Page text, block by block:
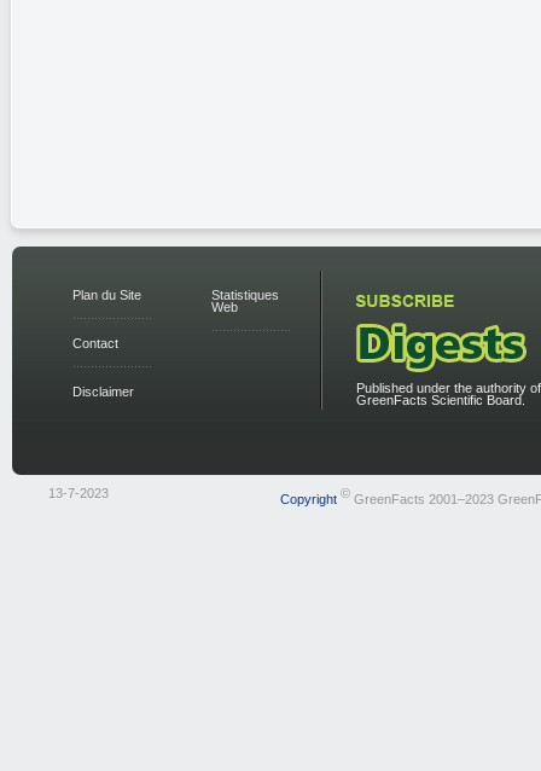
Plan du Site
Contact
Disclaimer
Statistiques
Web
Published under the authority
GreenFacts Scientific Board.
13-7-2023 Copyright ©GreenFacts 2001–2023